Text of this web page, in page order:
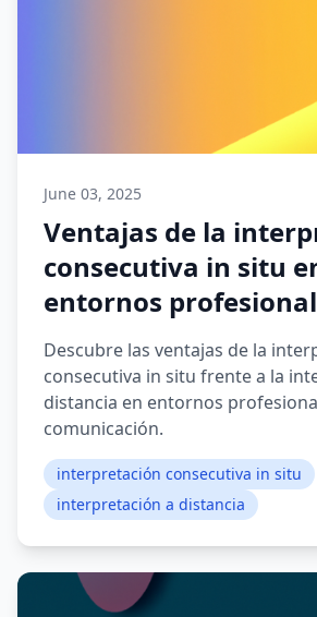
June 03, 2025
Ventajas de la
consecutiva in situ
entornos
Descubre las ventajas de la
consecutiva in situ frente a la
distancia en entornos
comunicación.
interpretación consecutiva in situ
interpretación a distancia